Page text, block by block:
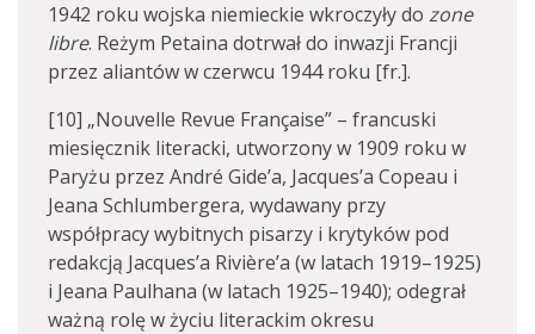
1942 roku wojska niemieckie wkroczyły do zone
libre. Reżym Petaina dotrwał do inwazji Francji
przez aliantów w czerwcu 1944 roku [fr.].
[10] „Nouvelle Revue Française” – francuski
miesięcznik literacki, utworzony w 1909 roku w
Paryżu przez André Gide’a, Jacques’a Copeau i
Jeana Schlumbergera, wydawany przy
współpracy wybitnych pisarzy i krytyków pod
redakcją Jacques’a Rivière’a (w latach 1919–1925)
i Jeana Paulhana (w latach 1925–1940); odegrał
ważną rolę w życiu literackim okresu